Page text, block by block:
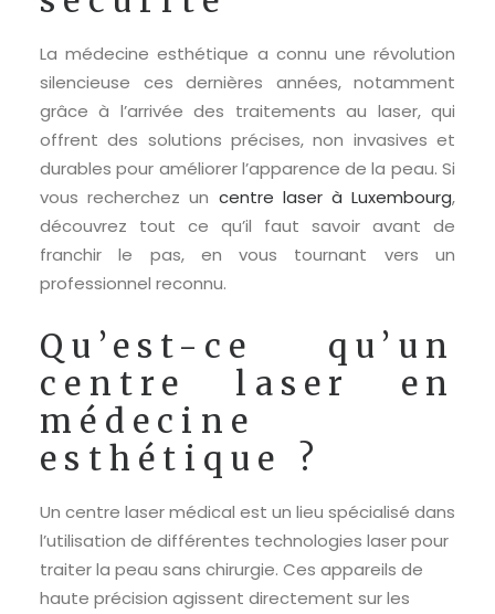
ACTUALITÉS
CONTACT
La médecine esthétique a connu une révolution
silencieuse ces dernières années, notamment
grâce à l’arrivée des traitements au laser, qui
offrent des solutions précises, non invasives et
durables pour améliorer l’apparence de la peau. Si
vous recherchez un centre laser à Luxembourg,
découvrez tout ce qu’il faut savoir avant de
franchir le pas, en vous tournant vers un
professionnel reconnu.
Qu’est-ce qu’un
centre laser en
médecine
esthétique ?
Un centre laser médical est un lieu spécialisé dans
l’utilisation de différentes technologies laser pour
traiter la peau sans chirurgie. Ces appareils de
haute précision agissent directement sur les